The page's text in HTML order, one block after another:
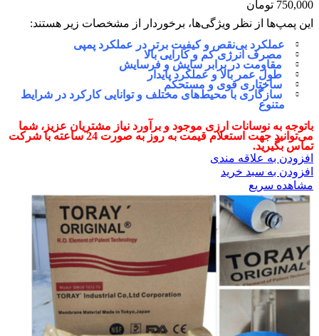
750,000 تومان
این پمپ‌ها از نظر ویژگی‌ها، برخوردار از مشخصات زیر هستند:
عملکرد بی‌نقص و کیفیت برتر در عملکرد پمپی
مصرف انرژی کم و کارایی بالا
مقاومت در برابر سایش و فرسایش
طول عمر بالا و عملکرد پایدار
ساختاری قوی و مستحکم
سازگاری با محیط‌های مختلف و توانایی کارکرد در شرایط
متنوع
باتوجه به نوسانات ارزی موجود و برآورد نیاز مشتریان عزیز، شما
می‌توانید جهت استعلام قیمت به روز به ‌صورت 24 ساعته با شرکت
تماس بگیرید.
افزودن به علاقه مندی
افزودن به سبد خرید
مشاهده سریع